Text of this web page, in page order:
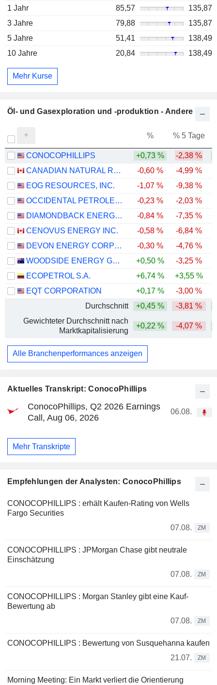
Aktuelles Transkript: ConocoPhillips
ConocoPhillips, Q2 2026 Earnings
Call, Aug 06, 2026
06.08.
Mehr Transkripte
Empfehlungen der Analysten: ConocoPhillips
CONOCOPHILLIPS : erhält Kaufen-Rating von Wells
Fargo Securities
07.08.
ZM
CONOCOPHILLIPS : JPMorgan Chase gibt neutrale
Einschätzung
07.08.
ZM
CONOCOPHILLIPS : Morgan Stanley gibt eine Kauf-
Bewertung ab
07.08.
ZM
CONOCOPHILLIPS : Bewertung von Susquehanna kaufen
21.07.
ZM
Morning Meeting: Ein Markt verliert die Orientierung
1 Jahr
85,57
135,87
3 Jahre
79,88
135,87
5 Jahre
51,41
138,49
10 Jahre
20,84 138,49
Mehr Kurse
Öl- und Gasexploration und -produktion - Andere
% % 5 Tage
CONOCOPHILLIPS +0,73 % -2,38 %
CANADIAN NATURAL RESOURCES LIMITED
-0,60 % -4,99 %
EOG RESOURCES, INC.
-1,07 % -9,38 %
OCCIDENTAL PETROLEUM CORPORATION
-0,23 % -2,03 %
DIAMONDBACK ENERGY, INC.
-0,84 % -7,35 %
CENOVUS ENERGY INC.
-0,58 % -6,84 %
DEVON ENERGY CORPORATION
-0,30 % -4,76 %
WOODSIDE ENERGY GROUP LTD
+0,50 % -3,25 %
ECOPETROL S.A.
+6,74 % +3,55 %
EQT CORPORATION
+0,17 % -3,00 %
Durchschnitt
+0,45 % -3,81 %
Gewichteter Durchschnitt nach
Marktkapitalisierung
+0,22 % -4,07 %
Alle Branchenperformances anzeigen